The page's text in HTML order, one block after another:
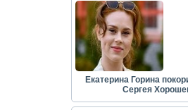
Екатерина Горина
Сергея